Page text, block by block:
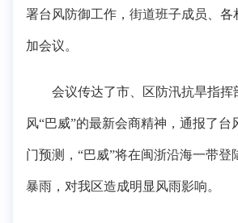
署台风防御工作，街道班子成员、各
加会议。
会议传达了市、区防汛抗旱指挥
风“巴威”的最新会商精神，通报了台
门预测，“巴威”将在闽浙沿海一带登
暴雨，对我区造成明显风雨影响。